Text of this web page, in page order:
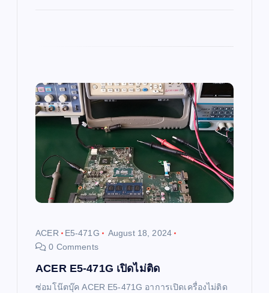
ACER E5-471G
August 18, 2024
0 Comments
ACER E5-471G เปิดไม่ติด
ซ่อมโน๊ตบุ๊ค ACER E5-471G อาการเปิดเครื่องไม่ติด